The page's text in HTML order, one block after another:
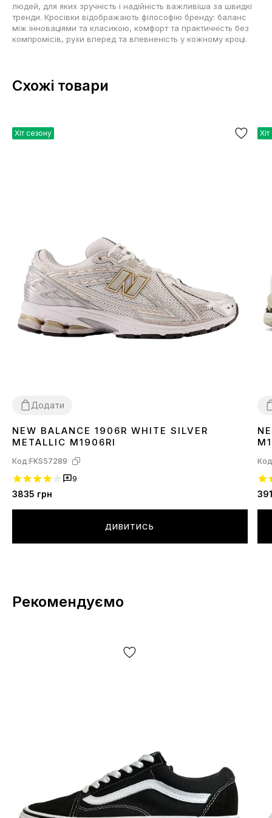
людей, для яких зручність і надійність важливіша за швидкі
тренди. Кросівки відображають філософію бренду: баланс
між інноваціями та класикою, комфорт та практичність без
компромісів, рухи вперед та впевненість у кожному кроці.
Схожі товари
Хіт сезону
Додати
3637 3940
NEW BALANCE 1906R WHITE SILVER
METALLIC M1906RI
Код:FKS57289
9
3835 грн
ДИВИТИСЬ
Рекомендуємо